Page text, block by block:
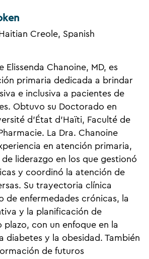
Creole, Spanish
Elissenda Chanoine, MD, es
primaria dedicada a brindar
e inclusiva a pacientes de
Obtuvo su Doctorado en
d'État d'Haïti, Faculté de
La Dra. Chanoine
en atención primaria,
liderazgo en los que gestionó
y coordinó la atención de
Su trayectoria clínica
de enfermedades crónicas, la
y la planificación de
plazo, con un enfoque en la
diabetes y la obesidad. También
de futuros